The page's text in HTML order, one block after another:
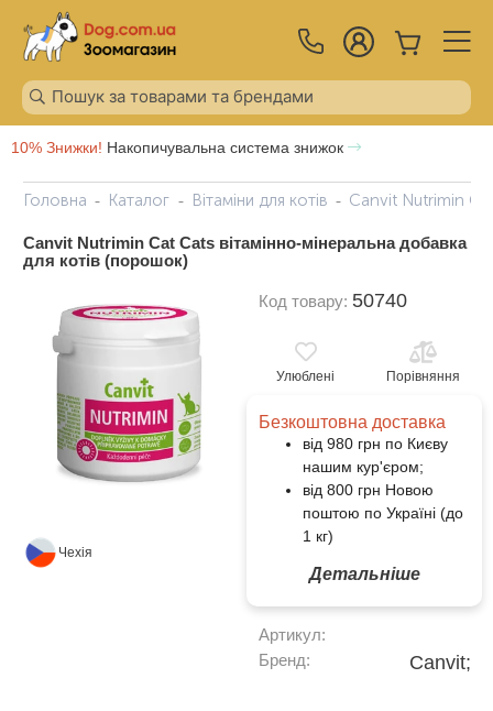
10% Знижки! Накопичувальна система знижок
Головна Каталог Вітаміни для котів Canvit Nutrimin
Canvit Nutrimin Cat Cats вітамінно-мінеральна добавка
для котів (порошок)
Чехія
Код товару: 50740
Улюблені Порівняння
Безкоштовна доставка
від 980 грн по Києву
нашим кур'єром;
від 800 грн Новою
поштою по Україні (до
1 кг)
Детальніше
Артикул:
Бренд:
Canvit;